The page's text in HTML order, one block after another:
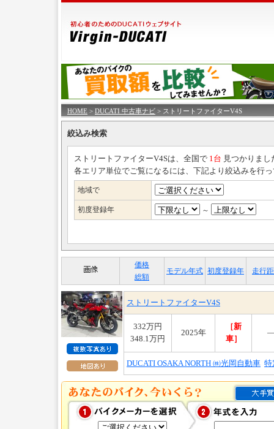
HOME > DUCATI 中古車ナビ > ストリートファイターV4S
絞込み検索
ストリートファイターV4Sは、全国で 1台 見つかりまし
各エリア単位でご覧になるには、下記より絞込みを行
地域で
初度登録年 ～
価格
総額
モデル年式 初度登録年 走行
ストリートファイターV4S
332万円
348.1万円
2025年
［新
車］
DUCATI OSAKA NORTH ㈱光岡自動車 特